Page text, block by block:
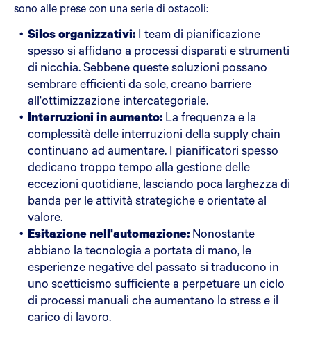
sono alle prese con una serie di ostacoli:
Silos organizzativi: I team di pianificazione
spesso si affidano a processi disparati e strumenti
di nicchia. Sebbene queste soluzioni possano
sembrare efficienti da sole, creano barriere
all'ottimizzazione intercategoriale.
Interruzioni in aumento: La frequenza e la
complessità delle interruzioni della supply chain
continuano ad aumentare. I pianificatori spesso
dedicano troppo tempo alla gestione delle
eccezioni quotidiane, lasciando poca larghezza di
banda per le attività strategiche e orientate al
valore.
Esitazione nell'automazione: Nonostante
abbiano la tecnologia a portata di mano, le
esperienze negative del passato si traducono in
uno scetticismo sufficiente a perpetuare un ciclo
di processi manuali che aumentano lo stress e il
carico di lavoro.